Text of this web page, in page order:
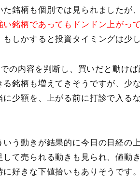
銘柄も個別では見られましたが
い銘柄であってもドンドン上がっ
しかすると投資タイミングは少
の内容を判断し、買いだと動け
る銘柄も増えてきそうですが、少
少額を、上がる前に打診で入る
いう動きが結果的に今日の日経の
して売られる動きも見られ、値動
好きな下値拾いもありそうです。